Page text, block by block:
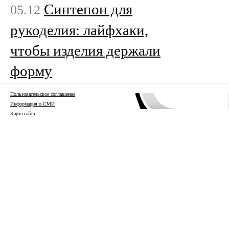
05.12 Синтепон для
рукоделия: лайфхаки,
чтобы изделия держали
форму
Пользовательское соглашение
Информация о СМИ
Карта сайта